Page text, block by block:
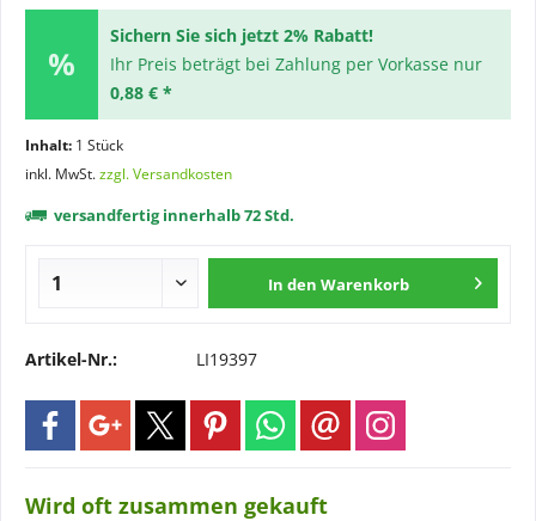
Sichern Sie sich jetzt 2% Rabatt!
Ihr Preis beträgt bei Zahlung per Vorkasse nur
0,88 € *
Inhalt: 1 Stück
inkl. MwSt.zzgl. Versandkosten
versandfertig innerhalb 72 Std.
In den Warenkorb
Artikel-Nr.: LI19397
Wird oft zusammen gekauft